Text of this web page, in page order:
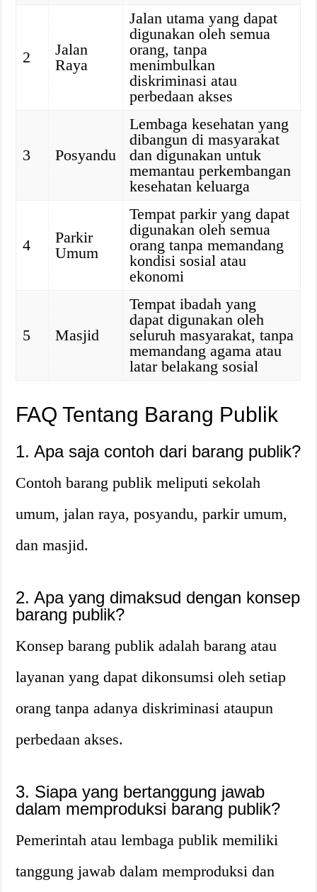
2
Jalan
Raya
Jalan utama yang dapat
digunakan oleh semua
orang, tanpa
menimbulkan
diskriminasi atau
perbedaan akses
3 Posyandu
Lembaga kesehatan yang
dibangun di masyarakat
dan digunakan untuk
memantau perkembangan
kesehatan keluarga
4
Parkir
Umum
Tempat parkir yang dapat
digunakan oleh semua
orang tanpa memandang
kondisi sosial atau
ekonomi
5 Masjid
Tempat ibadah yang
dapat digunakan oleh
seluruh masyarakat, tanpa
memandang agama atau
latar belakang sosial
FAQ Tentang Barang Publik
1. Apa saja contoh dari barang publik?
Contoh barang publik meliputi sekolah
umum, jalan raya, posyandu, parkir umum,
dan masjid.
2. Apa yang dimaksud dengan konsep
barang publik?
Konsep barang publik adalah barang atau
layanan yang dapat dikonsumsi oleh setiap
orang tanpa adanya diskriminasi ataupun
perbedaan akses.
3. Siapa yang bertanggung jawab
dalam memproduksi barang publik?
Pemerintah atau lembaga publik memiliki
tanggung jawab dalam memproduksi dan